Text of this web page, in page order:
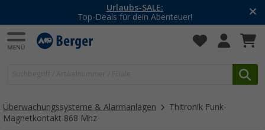
Urlaubs-SALE:
Top-Deals für dein Abenteuer!
Überwachungssysteme & Alarmanlagen
Thitronik Funk-
Magnetkontakt 868 Mhz